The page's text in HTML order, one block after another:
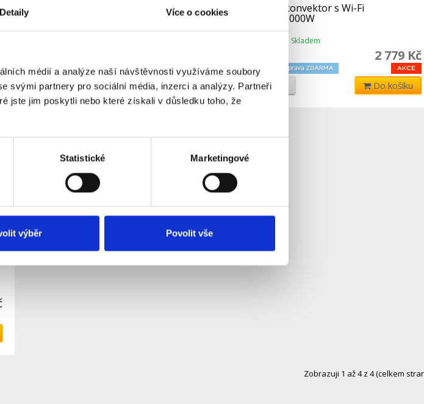
Detaily Více o cookies
médií a analýze naší návštěvnosti využíváme soubory
svými partnery pro sociální média, inzerci a analýzy. Partneři
jste jim poskytli nebo které získali v důsledku toho, že
Statistické Marketingové
výběr Povolit vše
Přímotopný konvektor 750 / 1250 /
2000 W, s ventilátorem TURBO,
přenosný
Detail Do košíku
Smart konvektor s Wi-Fi
500W/1000W
Skladem
2 779 Kč
3 603 Kč
Detail Do košíku
Zobrazuji 1 až 4 z 4 (celkem